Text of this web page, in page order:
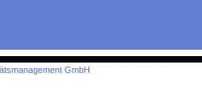
GmbH